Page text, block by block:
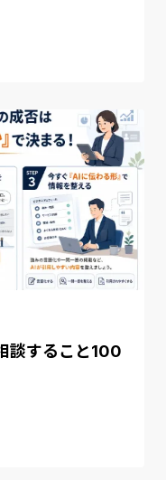
談すること100